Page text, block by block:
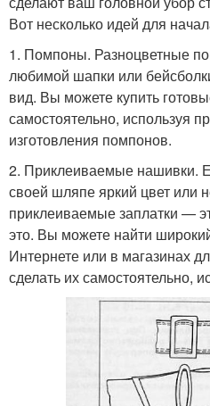
Вот несколько идей для
1. Помпоны. Разноцветные
любимой шапки или
вид. Вы можете купить
самостоятельно, используя
изготовления помпонов.
2. Приклеиваемые нашивки.
своей шляпе яркий цвет или
приклеиваемые заплатки —
это. Вы можете найти
Интернете или в магазинах
сделать их самостоятельно,